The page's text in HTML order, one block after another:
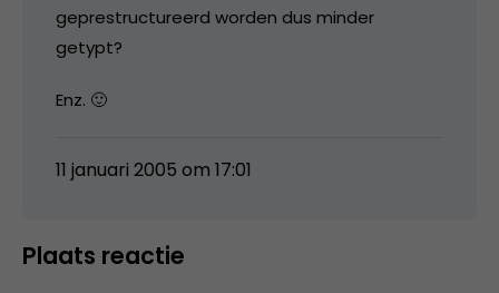
geprestructureerd worden dus minder
getypt?
Enz. 🙂
11 januari 2005 om 17:01
Plaats reactie